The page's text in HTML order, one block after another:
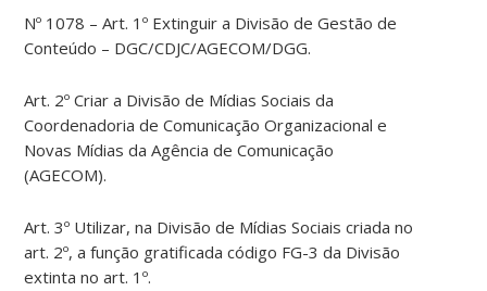
Nº 1078 – Art. 1º Extinguir a Divisão de Gestão de
Conteúdo – DGC/CDJC/AGECOM/DGG.
Art. 2º Criar a Divisão de Mídias Sociais da
Coordenadoria de Comunicação Organizacional e
Novas Mídias da Agência de Comunicação
(AGECOM).
Art. 3º Utilizar, na Divisão de Mídias Sociais criada no
art. 2º, a função gratificada código FG-3 da Divisão
extinta no art. 1º.